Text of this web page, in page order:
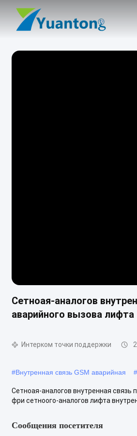
Сетноая-аналогов
аварийного вызова лифта
Интерком точки поддержки
#Внутренная связь GSM аварийная #
Сетноая-аналогов внутренная
фри сетноого-аналогов лифта
Сообщения посетителя